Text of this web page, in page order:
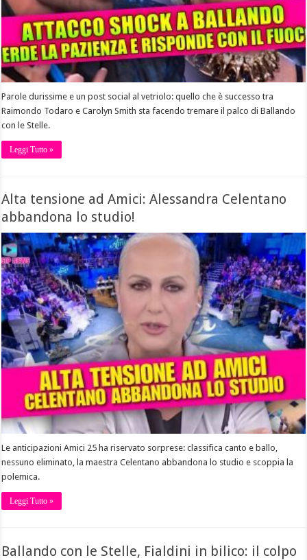
Parole durissime e un post social al vetriolo: quello che è successo tra
Raimondo Todaro e Carolyn Smith sta facendo tremare il palco di Ballando
con le Stelle.
Leggi Tutto »
Alta tensione ad Amici: Alessandra Celentano
abbandona lo studio!
Le anticipazioni Amici 25 ha riservato sorprese: classifica canto e ballo,
nessuno eliminato, la maestra Celentano abbandona lo studio e scoppia la
polemica.
Leggi Tutto »
Ballando con le Stelle, Fialdini in bilico: il colpo